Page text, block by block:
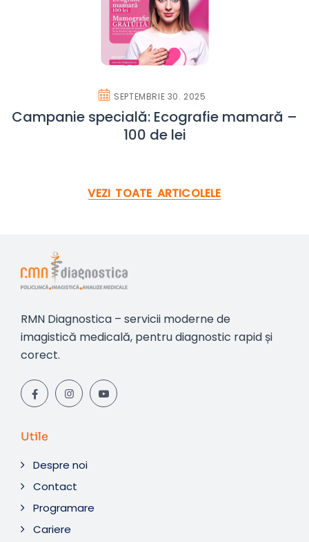
SEPTEMBRIE 30. 2025
Campanie specială: Ecografie mamară –
100 de lei
VEZI TOATE ARTICOLELE
RMN Diagnostica – servicii moderne de
imagistică medicală, pentru diagnostic rapid și
corect.
Utile
Despre noi
Contact
Programare
Cariere